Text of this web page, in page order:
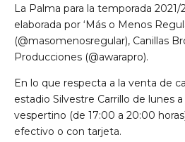
La Palma para la temporada 2021/
elaborada por ‘Más o Menos
(@masomenosregular), Canillas
Producciones (@awarapro).
En lo que respecta a la venta de
estadio Silvestre Carrillo de lunes
vespertino (de 17:00 a 20:00
efectivo o con tarjeta.